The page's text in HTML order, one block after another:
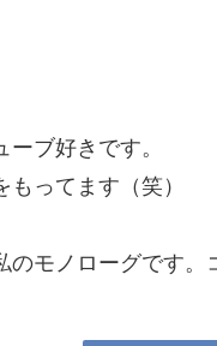
ーブ好きです。
ってます（笑）
のモノローグです。